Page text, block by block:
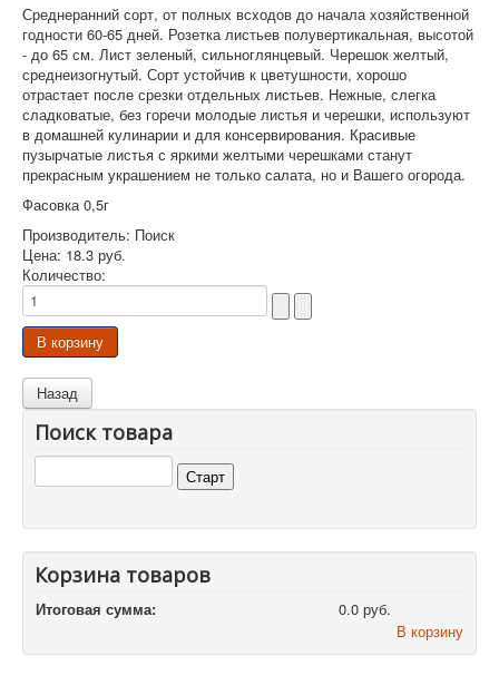
Среднеранний сорт, от полных всходов до начала хозяйственной
годности 60-65 дней. Розетка листьев полувертикальная, высотой
- до 65 см. Лист зеленый, сильноглянцевый. Черешок желтый,
среднеизогнутый. Сорт устойчив к цветушности, хорошо
отрастает после срезки отдельных листьев. Нежные, слегка
сладковатые, без горечи молодые листья и черешки, используют
в домашней кулинарии и для консервирования. Красивые
пузырчатые листья с яркими желтыми черешками станут
прекрасным украшением не только салата, но и Вашего огорода.
Фасовка 0,5г
Производитель: Поиск
Цена: 18.3 руб.
Количество:
Поиск товара
Корзина товаров
Итоговая сумма:
0.0 руб.
В корзину